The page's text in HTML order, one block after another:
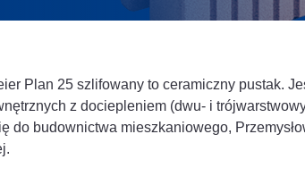
Plan 25 szlifowany to ceramiczny pustak.
z dociepleniem (dwu- i
do budownictwa mieszkaniowego,